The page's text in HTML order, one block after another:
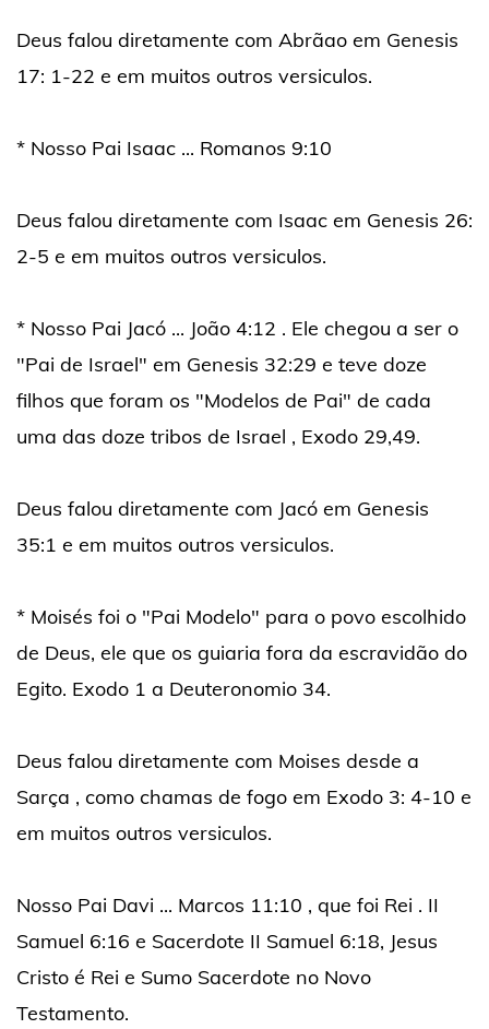
Deus falou diretamente com Abrãao em Genesis
17: 1-22 e em muitos outros versiculos.
* Nosso Pai Isaac ... Romanos 9:10
Deus falou diretamente com Isaac em Genesis 26:
2-5 e em muitos outros versiculos.
* Nosso Pai Jacó ... João 4:12 . Ele chegou a ser o
"Pai de Israel" em Genesis 32:29 e teve doze
filhos que foram os "Modelos de Pai" de cada
uma das doze tribos de Israel , Exodo 29,49.
Deus falou diretamente com Jacó em Genesis
35:1 e em muitos outros versiculos.
* Moisés foi o "Pai Modelo" para o povo escolhido
de Deus, ele que os guiaria fora da escravidão do
Egito. Exodo 1 a Deuteronomio 34.
Deus falou diretamente com Moises desde a
Sarça , como chamas de fogo em Exodo 3: 4-10 e
em muitos outros versiculos.
Nosso Pai Davi ... Marcos 11:10 , que foi Rei . II
Samuel 6:16 e Sacerdote II Samuel 6:18, Jesus
Cristo é Rei e Sumo Sacerdote no Novo
Testamento.